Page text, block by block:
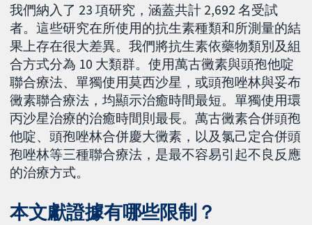
我們納入了 23 項研究，涵蓋共計 2,692 名受試
者。這些研究在所使用的抗生素種類和所測量的結
果上存在很大差異。我們將抗生素依藥物類別及組
合方式分為 10 大類群。使用萬古黴素與頭孢他啶
聯合療法、單獨使用莫西沙星，或頭孢唑林與妥布
黴素聯合療法，均顯示治癒時間最短。單獨使用環
丙沙星治療的治癒時間則最長。萬古黴素合併頭孢
他啶、頭孢唑林合併慶大黴素，以及氯己定合併頭
孢唑林等三種聯合療法，是最不容易引起不良反應
的治療方式。
本文獻證據有哪些限制？